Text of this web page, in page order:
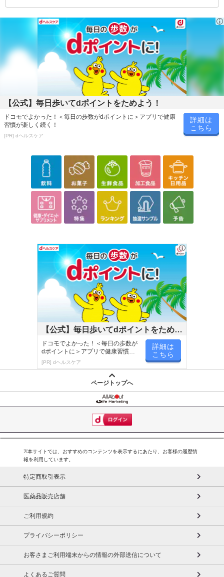
【公式】毎日歩いてdポイントをためよう！
ドコモでよかった！＜毎日の歩数がdポイントに＞アプリで健康
習慣が楽しく続く！
[PR] dヘルスケア
詳細は
こちら
【公式】毎日歩いてdポイントをためよ
う！
ドコモでよかった！＜毎日の歩数が
dポイントに＞アプリで健康習慣が
楽しく続く！
[PR] dヘルスケア
詳細は
こちら
ページトップへ
※本サイトでは、おすすめのコンテンツを表示するにあたり、お客様の履歴情
報を利用しています。
特定商取引表示
医薬品販売店舗
ご利用規約
プライバシーポリシー
お客さまご利用端末からの情報の外部送信について
よくあるご質問